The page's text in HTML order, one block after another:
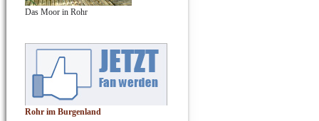
Das Moor in Rohr
Rohr im Burgenland